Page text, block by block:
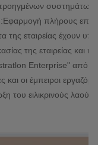
συστημάτων
πλήρους
εταιρείας έχουν
της εταιρείας
Enterprise" από
οι έμπειροι
του ειλικρινούς